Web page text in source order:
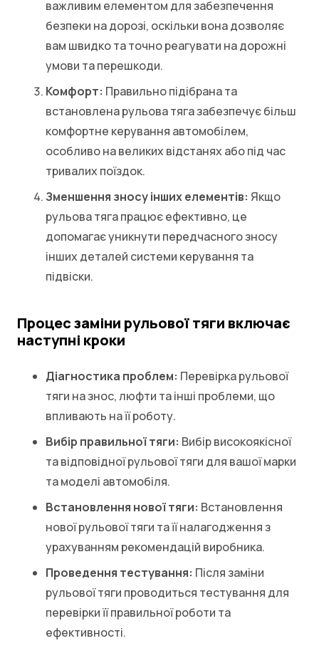
важливим елементом для забезпечення
безпеки на дорозі, оскільки вона дозволяє
вам швидко та точно реагувати на дорожні
умови та перешкоди.
Комфорт: Правильно підібрана та
встановлена рульова тяга забезпечує більш
комфортне керування автомобілем,
особливо на великих відстанях або під час
тривалих поїздок.
Зменшення зносу інших елементів: Якщо
рульова тяга працює ефективно, це
допомагає уникнути передчасного зносу
інших деталей системи керування та
підвіски.
Процес заміни рульової тяги включає
наступні кроки
Діагностика проблем: Перевірка рульової
тяги на знос, люфти та інші проблеми, що
впливають на її роботу.
Вибір правильної тяги: Вибір високоякісної
та відповідної рульової тяги для вашої марки
та моделі автомобіля.
Встановлення нової тяги: Встановлення
нової рульової тяги та її налагодження з
урахуванням рекомендацій виробника.
Проведення тестування: Після заміни
рульової тяги проводиться тестування для
перевірки її правильної роботи та
ефективності.